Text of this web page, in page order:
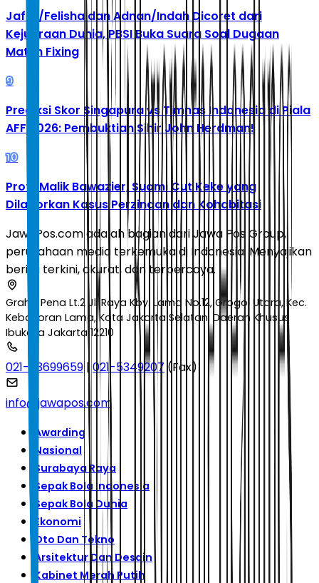
Jafar/Felisha dan Adnan/Indah Dicoret dari
Kejuaraan Dunia, PBSI Buka Suara Soal Dugaan
Match Fixing
9
Prediksi Skor Singapura vs Timnas Indonesia di Piala
AFF 2026: Pembuktian Sihir John Herdman!
10
Profil Malik Bawazier, Suami Cut Keke yang
Dilaporkan Kasus Perzinaan dan Kohabitasi
JawaPos.com adalah bagian dari Jawa Pos Group,
perusahaan media terkemuka di Indonesia. Menyajikan
berita terkini, akurat, dan terpercaya.
Graha Pena Lt.2 Jl. Raya Kby. Lama No.12, Grogol Utara, Kec.
Kebayoran Lama, Kota Jakarta Selatan, Daerah Khusus
Ibukota Jakarta 12210
021-53699659 |021-5349207 (Fax)
info@jawapos.com
Awarding
Nasional
Surabaya Raya
Sepak Bola Indonesia
Sepak Bola Dunia
Ekonomi
Oto Dan Tekno
Arsitektur Dan Desain
Kabinet Merah Putih